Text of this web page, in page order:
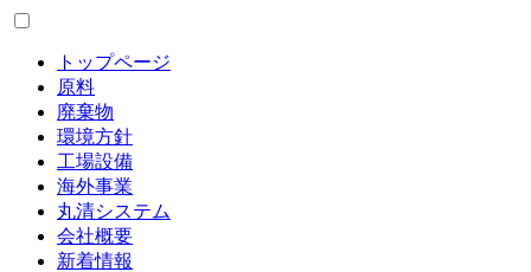
トップページ
原料
廃棄物
環境方針
工場設備
海外事業
丸清システム
会社概要
新着情報